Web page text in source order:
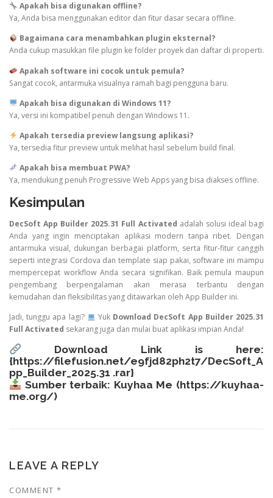
Apakah bisa digunakan offline?
Ya, Anda bisa menggunakan editor dan fitur dasar secara offline.
Bagaimana cara menambahkan plugin eksternal?
Anda cukup masukkan file plugin ke folder proyek dan daftar di properti.
Apakah software ini cocok untuk pemula?
Sangat cocok, antarmuka visualnya ramah bagi pengguna baru.
Apakah bisa digunakan di Windows 11?
Ya, versi ini kompatibel penuh dengan Windows 11.
Apakah tersedia preview langsung aplikasi?
Ya, tersedia fitur preview untuk melihat hasil sebelum build final.
Apakah bisa membuat PWA?
Ya, mendukung penuh Progressive Web Apps yang bisa diakses offline.
Kesimpulan
DecSoft App Builder 2025.31 Full Activated adalah solusi ideal bagi
Anda yang ingin menciptakan aplikasi modern tanpa ribet. Dengan
antarmuka visual, dukungan berbagai platform, serta fitur-fitur canggih
seperti integrasi Cordova dan template siap pakai, software ini mampu
mempercepat workflow Anda secara signifikan. Baik pemula maupun
pengembang berpengalaman akan merasa terbantu dengan
kemudahan dan fleksibilitas yang ditawarkan oleh App Builder ini.
Jadi, tunggu apa lagi?
Yuk Download DecSoft App Builder 2025.31
Full Activated sekarang juga dan mulai buat aplikasi impian Anda!
Download Link is here:
{https://filefusion.net/e9fjd82ph2t7/DecSoft_A
pp_Builder_2025.31 .rar}
Sumber terbaik: Kuyhaa Me (https://kuyhaa-
me.org/)
LEAVE A REPLY
COMMENT *